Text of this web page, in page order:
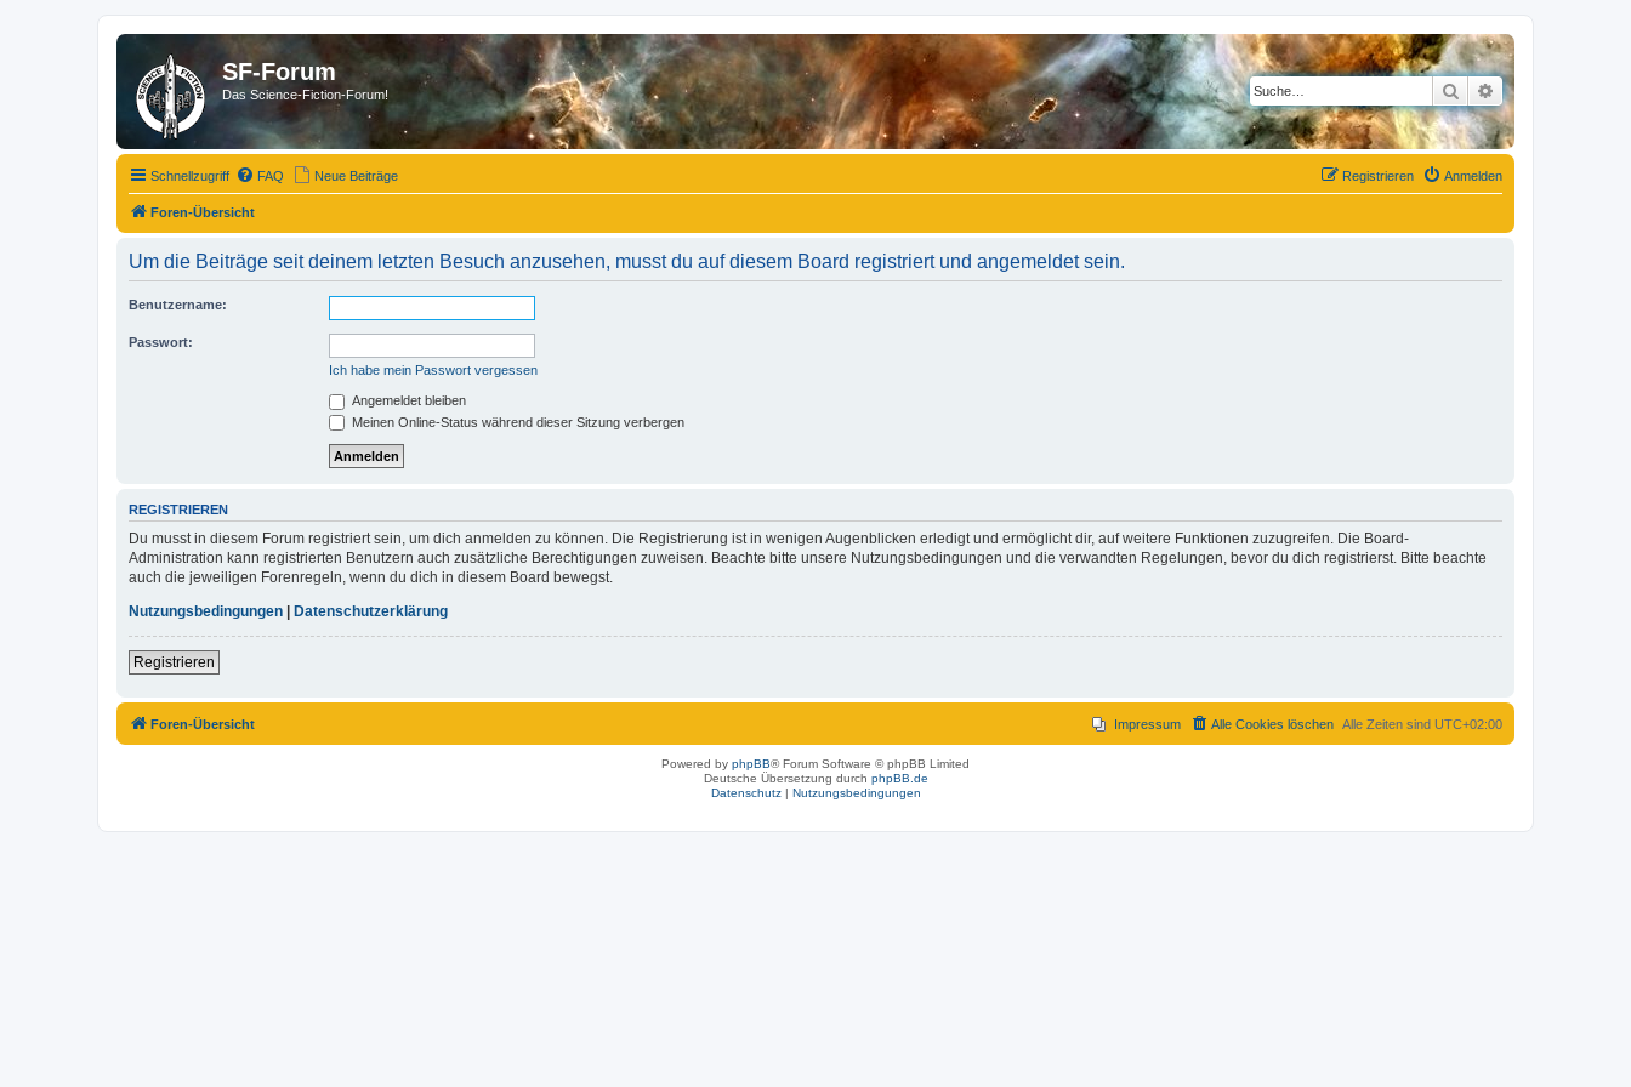
SF-Forum
Das Science-Fiction-Forum! SucheErweiterte Suche
Schnellzugriff FAQ Neue Beiträge Anmelden
Registrieren
Foren-Übersicht
Um die Beiträge seit deinem letzten Besuch anzusehen, musst du auf diesem Board registriert und angemeldet sein.
Benutzername:
Passwort:
Ich habe mein Passwort vergessen
Angemeldet bleiben
Meinen Online-Status während dieser Sitzung verbergen
REGISTRIEREN
Du musst in diesem Forum registriert sein, um dich anmelden zu können. Die Registrierung ist in wenigen Augenblicken erledigt und ermöglicht dir, auf weitere Funktionen zuzugreifen. Die Board-
Administration kann registrierten Benutzern auch zusätzliche Berechtigungen zuweisen. Beachte bitte unsere Nutzungsbedingungen und die verwandten Regelungen, bevor du dich registrierst. Bitte beachte
auch die jeweiligen Forenregeln, wenn du dich in diesem Board bewegst.
Nutzungsbedingungen | Datenschutzerklärung
Registrieren
Foren-Übersicht Alle Zeiten sind UTC+02:00
Alle Cookies löschen
Impressum
Powered by phpBB® Forum Software © phpBB Limited
Deutsche Übersetzung durch phpBB.de
Datenschutz| Nutzungsbedingungen